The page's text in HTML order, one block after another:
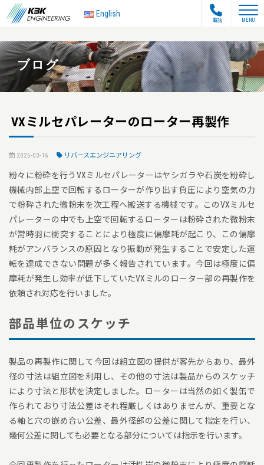
English
toggle
MENU
電話
ブログ
VXミルセパレーターのローター再製作
2025-03-16 リバースエンジニアリング
粉々に粉砕を行うVXミルセパレーターはヤシガラや石炭を粉砕し
機械内部上空で回転するローターが作り出す負圧により空気の力
で粉砕された微粉末を次工程へ搬送する機械です。このVXミルセ
パレーターの中でも上空で回転するローターは粉砕された微粉末
が常時羽に衝突することにより極度に偏摩耗が起こり、この偏摩
耗がアンバランスの原因となり振動が発生することで安定した運
転を達成できない問題が多く報告されています。今回は極度に偏
摩耗が発生し効率が低下していたVXミルのローター部の再製作を
依頼され対応を行いました。
部品単位のスケッチ
製品の再製作に関して今回は組立図の提供が客先からあり、最外
径の寸法は組立図を利用し、その他の寸法は製品からのスケッチ
により寸法と形状を決定しました。ローターは当然の如く製缶で
作られており寸法公差はそれ程厳しくはありませんが、重要とな
る軸と穴の嵌め合い公差、最外径部の公差に関して指定を行い、
幾何公差に関しても必要となる部分については指示を行います。